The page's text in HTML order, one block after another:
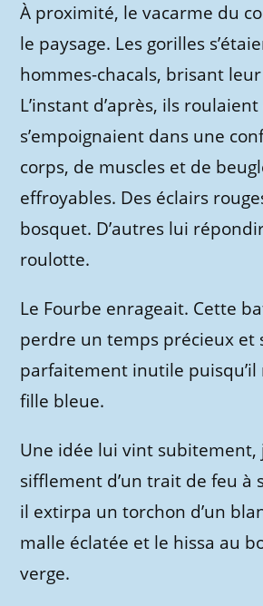
À proximité, le vacarme du
le paysage. Les gorilles
hommes-chacals, brisant
L’instant d’après, ils
s’empoignaient dans une
corps, de muscles et de
effroyables. Des éclairs
bosquet. D’autres lui
roulotte.
Le Fourbe enrageait. Cette
perdre un temps précieux et
parfaitement inutile puisqu’il
fille bleue.
Une idée lui vint subitement,
sifflement d’un trait de feu à
il extirpa un torchon d’un
malle éclatée et le hissa au
verge.